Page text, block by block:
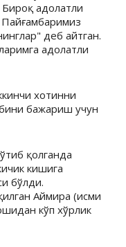
адолатли
деб айтган.
адолатли
хотинни
бажариш учун
қолганда
кишига
бўлди.
Аймира (исми
кўп хўрлик